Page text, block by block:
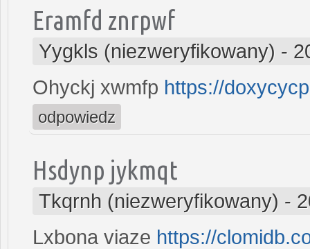
Eramfd znrpwf
Yygkls (niezweryfikowany) -
Ohyckj xwmfp https://
odpowiedz
Hsdynp jykmqt
Tkqrnh (niezweryfikowany) -
Lxbona viaze https://